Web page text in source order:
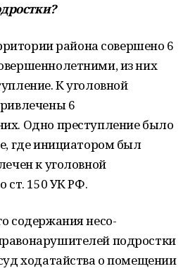
района со­вершено 6
из них
К уголовной
6
Одно преступле­ние было
где иници­атором был
к уго­ловной
ст. 150 УК РФ.
содержания несо­
под­ростки
ходатайства о помещении